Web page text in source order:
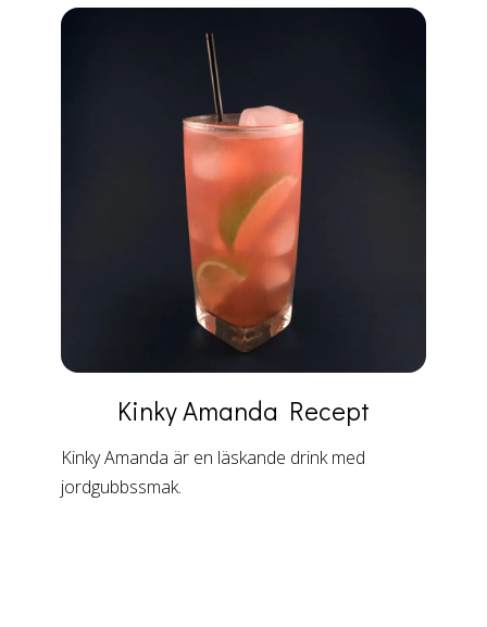
Kinky Amanda Recept
Kinky Amanda är en läskande drink med
jordgubbssmak.